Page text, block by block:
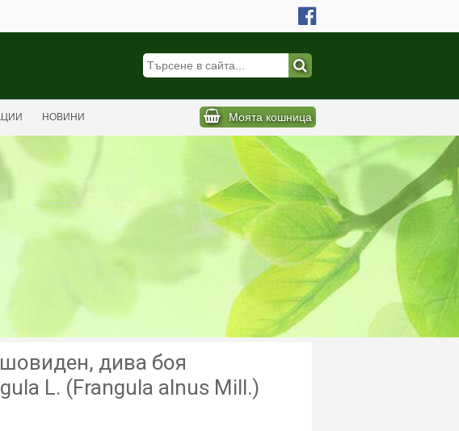
НОВИНИ Моята кошница
дива боя
L. (Frangula alnus Mill.)